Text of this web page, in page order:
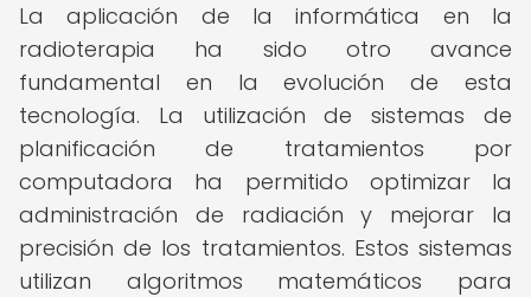
La aplicación de la informática en la
radioterapia ha sido otro avance
fundamental en la evolución de esta
tecnología. La utilización de sistemas de
planificación de tratamientos por
computadora ha permitido optimizar la
administración de radiación y mejorar la
precisión de los tratamientos. Estos sistemas
utilizan algoritmos matemáticos para